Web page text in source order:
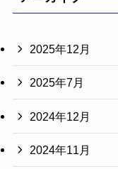
2025年12月
2025年7月
2024年12月
2024年11月